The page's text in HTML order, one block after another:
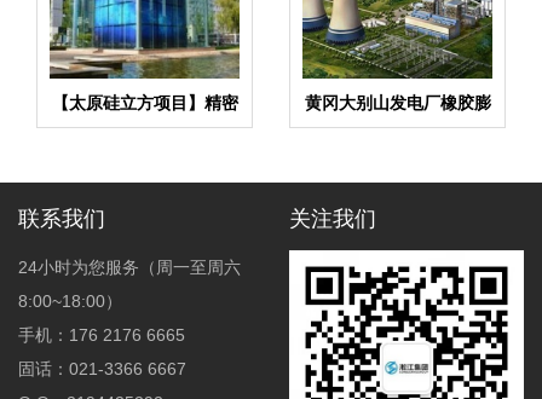
【太原硅立方项目】精密
空调系统金属软管合同
黄冈大别山发电厂橡胶膨
胀节合同项目
联系我们
24小时为您服务（周一至周六
8:00~18:00）
手机：176 2176 6665
固话：021-3366 6667
关注我们